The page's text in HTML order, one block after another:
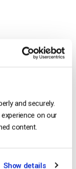
and securely.
on our
content.
Show details
sentono ancora il
investing in
economica
utilizzando la